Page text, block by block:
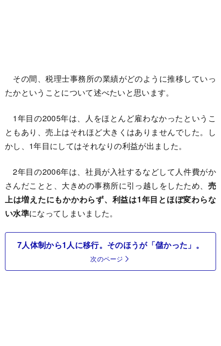
その間、税理士事務所の業績がどのように推移していっ
たかということについて述べたいと思います。
1年目の2005年は、人をほとんど雇わなかったというこ
ともあり、売上はそれほど大きくはありませんでした。し
かし、1年目にしてはそれなりの利益が出ました。
2年目の2006年は、社員が入社するなどして人件費がか
さんだことと、大きめの事務所に引っ越しをしたため、 売
上は増えたにもかかわらず、利益は1年目とほぼ変わらな
い水準になってしまいました。
7人体制から1人に移行。そのほうが「儲かった」。
次のページ